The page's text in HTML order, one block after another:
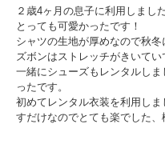
２歳4ヶ月の息子に利用しました
とっても可愛かったです！
シャツの生地が厚めなので秋冬
ズボンはストレッチがきいてい
一緒にシューズもレンタルし
ったです。
初めてレンタル衣装を利用し
すだけなのでとても楽でした